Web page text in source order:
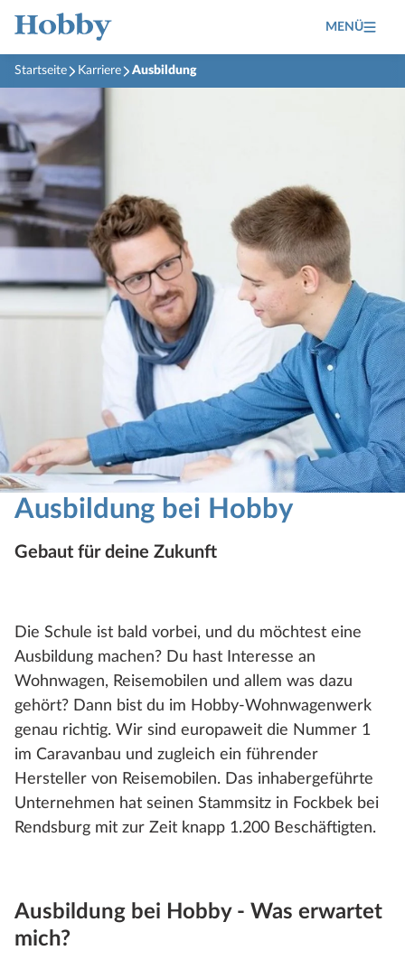
MENÜ
Startseite Karriere Ausbildung
Ausbildung bei Hobby
Gebaut für deine Zukunft
Die Schule ist bald vorbei, und du möchtest eine
Ausbildung machen? Du hast Interesse an
Wohnwagen, Reisemobilen und allem was dazu
gehört? Dann bist du im Hobby-Wohnwagenwerk
genau richtig. Wir sind europaweit die Nummer 1
im Caravanbau und zugleich ein führender
Hersteller von Reisemobilen. Das inhabergeführte
Unternehmen hat seinen Stammsitz in Fockbek bei
Rendsburg mit zur Zeit knapp 1.200 Beschäftigten.
Ausbildung bei Hobby - Was erwartet
mich?